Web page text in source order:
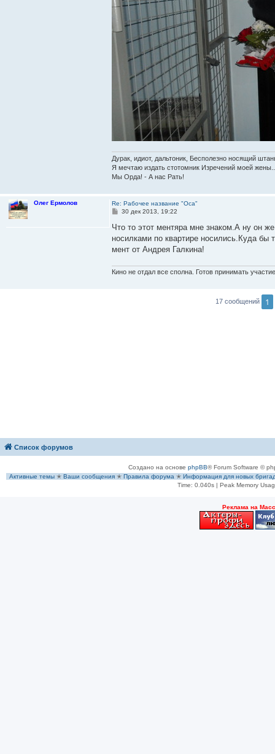
Дурак, идиот, дальтоник, Бесполезно носящий
Я мечтаю издать стотомник Изречений моей
Мы Орда! - А нас Рать!
Олег Ермолов
Re: Рабочее название "Оса"
С
о
щ
е
е
30 дек 2013, 19:22
Что то этот ментяра мне знаком.А ну он
носилками по квартире носились.Куда бы
мент от Андрея Галкина!
Кино не отдал все сполна. Готов принимать
17 сообщений 1
Список форумов
Создано на основе phpBB® Forum Software ©
Активные темы ✭ Ваши сообщения ✭ Правила форума ✭ Информация для новых
Time: 0.040s| Peak Memory
Рeклама на